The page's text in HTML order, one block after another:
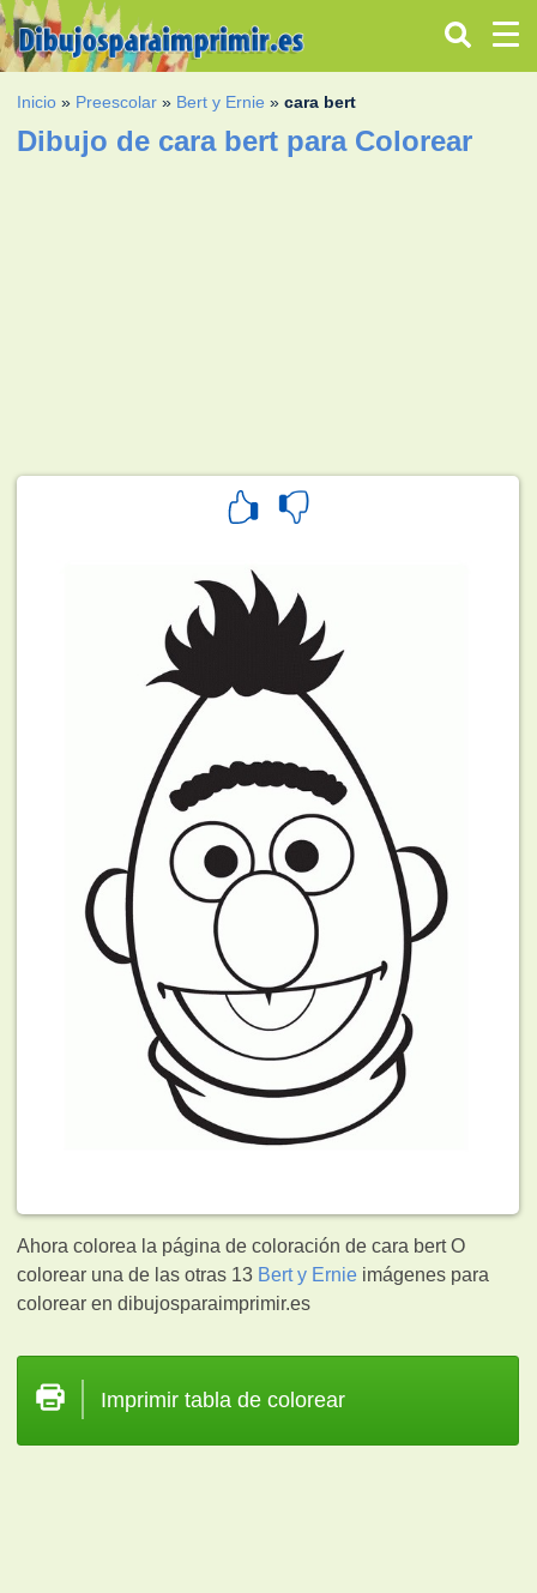
Inicio » Preescolar » Bert y Ernie »cara bert
Dibujo de cara bert para Colorear
Ahora colorea la página de coloración de cara bert O
colorear una de las otras 13 Bert y Ernie imágenes para
colorear en dibujosparaimprimir.es
Imprimir tabla de colorear